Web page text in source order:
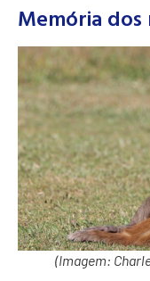
Memória dos
(Imagem: